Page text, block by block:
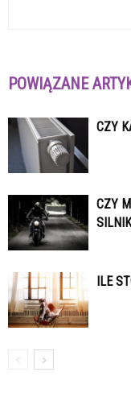
POWIĄZANE
CZY
CZY
ILE